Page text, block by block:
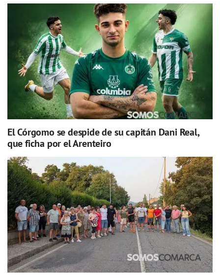
El Córgomo se despide de su capitán Dani Real,
que ficha por el Arenteiro